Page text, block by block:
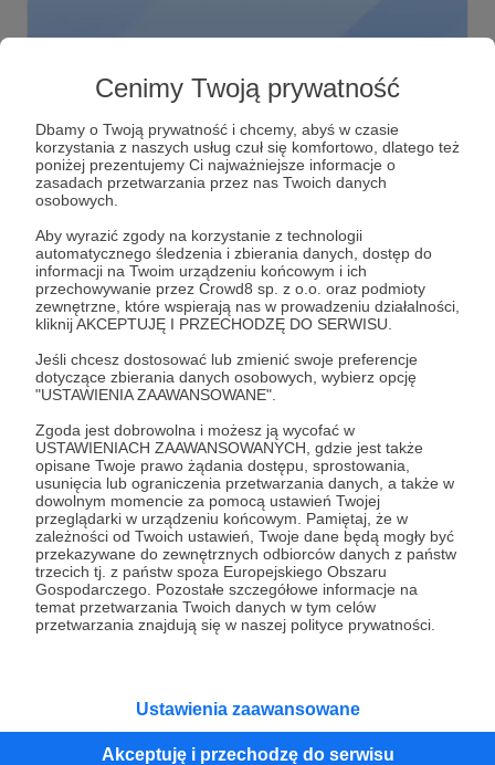
Cenimy Twoją prywatność
Dbamy o Twoją prywatność i chcemy, abyś w czasie
korzystania z naszych usług czuł się komfortowo, dlatego też
poniżej prezentujemy Ci najważniejsze informacje o
zasadach przetwarzania przez nas Twoich danych
osobowych.
Aby wyrazić zgody na korzystanie z technologii
automatycznego śledzenia i zbierania danych, dostęp do
informacji na Twoim urządzeniu końcowym i ich
przechowywanie przez Crowd8 sp. z o.o. oraz podmioty
zewnętrzne, które wspierają nas w prowadzeniu działalności,
kliknij AKCEPTUJĘ I PRZECHODZĘ DO SERWISU.
Jeśli chcesz dostosować lub zmienić swoje preferencje
dotyczące zbierania danych osobowych, wybierz opcję
"USTAWIENIA ZAAWANSOWANE".
Zgoda jest dobrowolna i możesz ją wycofać w
USTAWIENIACH ZAAWANSOWANYCH, gdzie jest także
opisane Twoje prawo żądania dostępu, sprostowania,
usunięcia lub ograniczenia przetwarzania danych, a także w
dowolnym momencie za pomocą ustawień Twojej
przeglądarki w urządzeniu końcowym. Pamiętaj, że w
zależności od Twoich ustawień, Twoje dane będą mogły być
przekazywane do zewnętrznych odbiorców danych z państw
trzecich tj. z państw spoza Europejskiego Obszaru
Gospodarczego. Pozostałe szczegółowe informacje na
temat przetwarzania Twoich danych w tym celów
przetwarzania znajdują się w naszej polityce prywatności.
Ustawienia zaawansowane
Akceptuję i przechodzę do serwisu
16.01.2018 ● Brak komentarzy
Niebieska tabletka, czerwona tabletka...
Nie wiem, co o tym sądzicie, ale tym powinien się zająć
rzecznik. Czym? Może to zabrzmi obcesowo, ale tego
To naprawdę ściśle tajne!